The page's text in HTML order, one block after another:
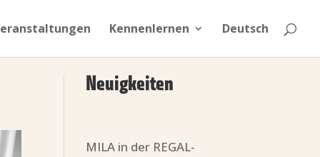
Kennenlernen Deutsch
Neuigkeiten
MILA in der REGAL-